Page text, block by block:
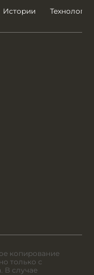
Истории Технологии
копирование
только с
В случае